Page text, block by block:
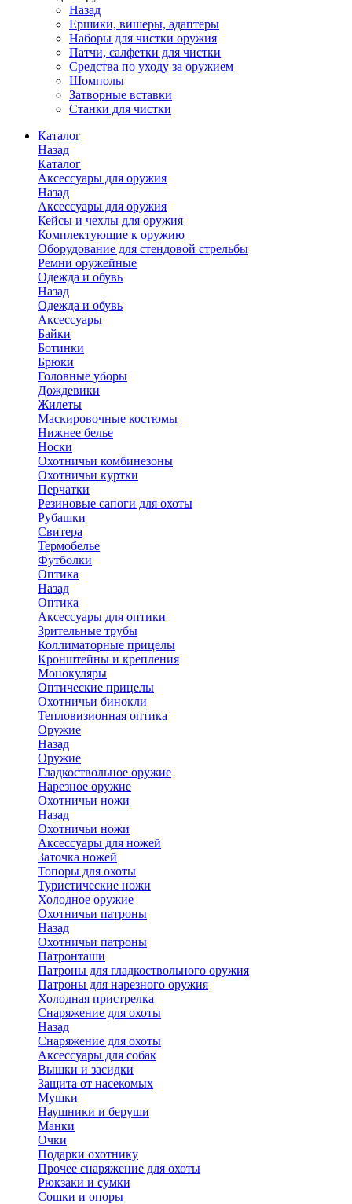
Назад
Ершики, вишеры, адаптеры
Наборы для чистки оружия
Патчи, салфетки для чистки
Средства по уходу за оружием
Шомполы
Затворные вставки
Станки для чистки
Каталог
Назад
Каталог
Аксессуары для оружия
Назад
Аксессуары для оружия
Кейсы и чехлы для оружия
Комплектующие к оружию
Оборудование для стендовой стрельбы
Ремни оружейные
Одежда и обувь
Назад
Одежда и обувь
Аксессуары
Байки
Ботинки
Брюки
Головные уборы
Дождевики
Жилеты
Маскировочные костюмы
Нижнее белье
Носки
Охотничьи комбинезоны
Охотничьи куртки
Перчатки
Резиновые сапоги для охоты
Рубашки
Свитера
Термобелье
Футболки
Оптика
Назад
Оптика
Аксессуары для оптики
Зрительные трубы
Коллиматорные прицелы
Кронштейны и крепления
Монокуляры
Оптические прицелы
Охотничьи бинокли
Тепловизионная оптика
Оружие
Назад
Оружие
Гладкоствольное оружие
Нарезное оружие
Охотничьи ножи
Назад
Охотничьи ножи
Аксессуары для ножей
Заточка ножей
Топоры для охоты
Туристические ножи
Холодное оружие
Охотничьи патроны
Назад
Охотничьи патроны
Патронташи
Патроны для гладкоствольного оружия
Патроны для нарезного оружия
Холодная пристрелка
Снаряжение для охоты
Назад
Снаряжение для охоты
Аксессуары для собак
Вышки и засидки
Защита от насекомых
Мушки
Наушники и беруши
Манки
Очки
Подарки охотнику
Прочее снаряжение для охоты
Рюкзаки и сумки
Сошки и опоры